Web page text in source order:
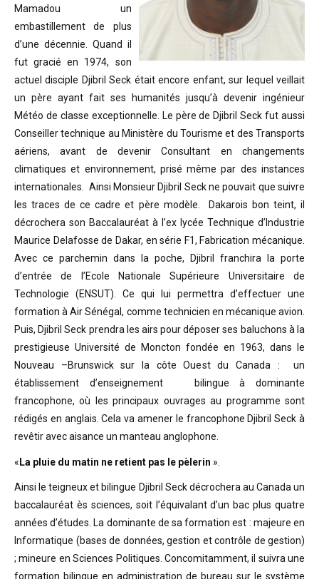
Mamadou un
embastillement de plus
d’une décennie. Quand il
fut gracié en 1974, son
actuel disciple Djibril Seck était encore enfant, sur lequel veillait
un père ayant fait ses humanités jusqu’à devenir ingénieur
Météo de classe exceptionnelle. Le père de Djibril Seck fut aussi
Conseiller technique au Ministère du Tourisme et des Transports
aériens, avant de devenir Consultant en changements
climatiques et environnement, prisé même par des instances
internationales. Ainsi Monsieur Djibril Seck ne pouvait que suivre
les traces de ce cadre et père modèle. Dakarois bon teint, il
décrochera son Baccalauréat à l’ex lycée Technique d’Industrie
Maurice Delafosse de Dakar, en série F1, Fabrication mécanique.
Avec ce parchemin dans la poche, Djibril franchira la porte
d’entrée de l’Ecole Nationale Supérieure Universitaire de
Technologie (ENSUT). Ce qui lui permettra d’effectuer une
formation à Air Sénégal, comme technicien en mécanique avion.
Puis, Djibril Seck prendra les airs pour déposer ses baluchons à la
prestigieuse Université de Moncton fondée en 1963, dans le
Nouveau –Brunswick sur la côte Ouest du Canada : un
établissement d’enseignement bilingue à dominante
francophone, où les principaux ouvrages au programme sont
rédigés en anglais. Cela va amener le francophone Djibril Seck à
revêtir avec aisance un manteau anglophone.
«La pluie du matin ne retient pas le pèlerin ».
Ainsi le teigneux et bilingue Djibril Seck décrochera au Canada un
baccalauréat ès sciences, soit l’équivalant d’un bac plus quatre
années d’études. La dominante de sa formation est : majeure en
Informatique (bases de données, gestion et contrôle de gestion)
; mineure en Sciences Politiques. Concomitamment, il suivra une
formation bilingue en administration de bureau sur le système